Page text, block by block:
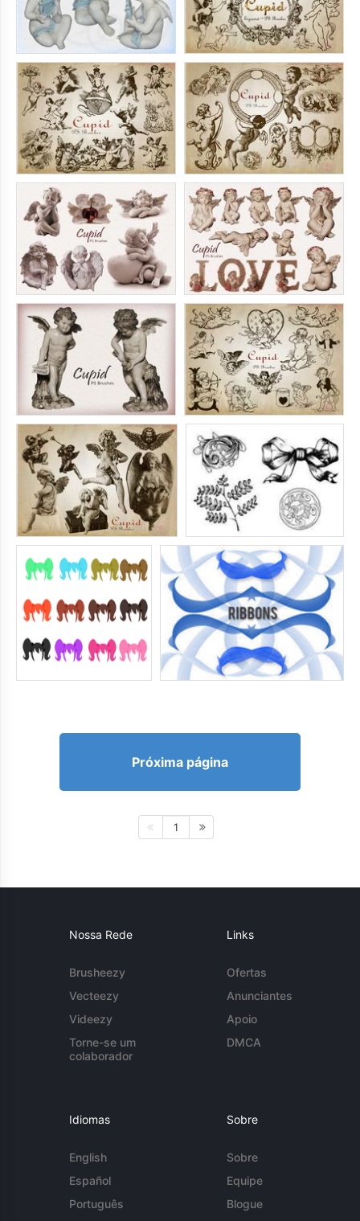
Próxima página
1
Nossa Rede
Brusheezy
Vecteezy
Videezy
Torne-se um
colaborador
Links
Ofertas
Anunciantes
Apoio
DMCA
Idiomas
English
Español
Português
Sobre
Sobre
Equipe
Blogue